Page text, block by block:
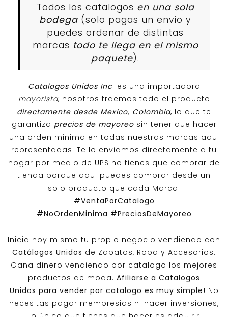
Todos los catalogos en una sola
bodega (solo pagas un envio y
puedes ordenar de distintas
marcas todo te llega en el mismo
paquete).
Catalogos Unidos Inc es una importadora
mayorista, nosotros traemos todo el producto
directamente desde Mexico, Colombia, lo que te
garantiza precios de mayoreosin tener que hacer
una orden minima en todas nuestras marcas aqui
representadas. Te lo enviamos directamente a tu
hogar por medio de UPS no tienes que comprar de
tienda porque aqui puedes comprar desde un
solo producto que cada Marca.
#VentaPorCatalogo
#NoOrdenMinima #PreciosDeMayoreo
Inicia hoy mismo tu propio negocio vendiendo con
Catálogos Unidos de Zapatos, Ropa y Accesorios.
Gana dinero vendiendo por catalogo los mejores
productos de moda. Afiliarse a Catalogos
Unidos para vender por catalogo es muy simple! No
necesitas pagar membresias ni hacer inversiones,